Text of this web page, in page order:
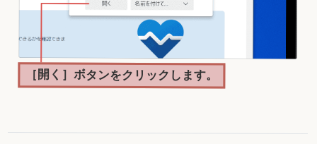
［開く］ボタンをクリックします。